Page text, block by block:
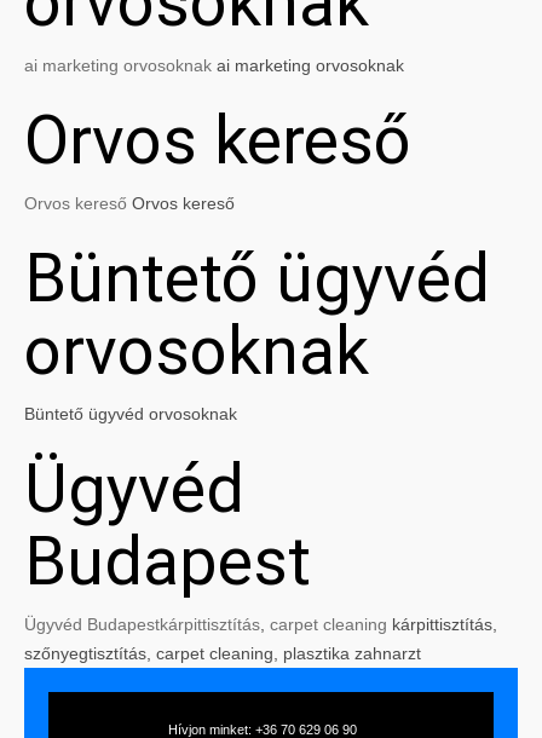
ai marketing orvosoknak ai marketing orvosoknak
Orvos kereső
Orvos kereső Orvos kereső
Büntető ügyvéd
orvosoknak
Büntető ügyvéd orvosoknak
Ügyvéd
Budapest
Ügyvéd Budapestkárpittisztítás carpet cleaning kárpittisztítás,
szőnyegtisztítás, carpet cleaning, plasztika zahnarzt
Hívjon minket: +36 70 629 06 90